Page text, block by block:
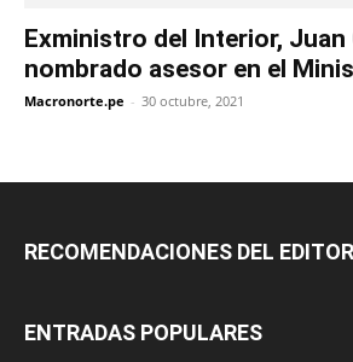
Exministro del Interior, Juan
nombrado asesor en el
Macronorte.pe - 30 octubre, 2021
RECOMENDACIONES DEL EDITOR
ENTRADAS POPULARES